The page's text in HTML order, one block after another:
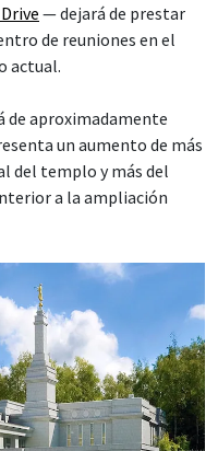
— dejará de prestar
de reuniones en el
actual.
de aproximadamente
un aumento de más
del templo y más del
a la ampliación